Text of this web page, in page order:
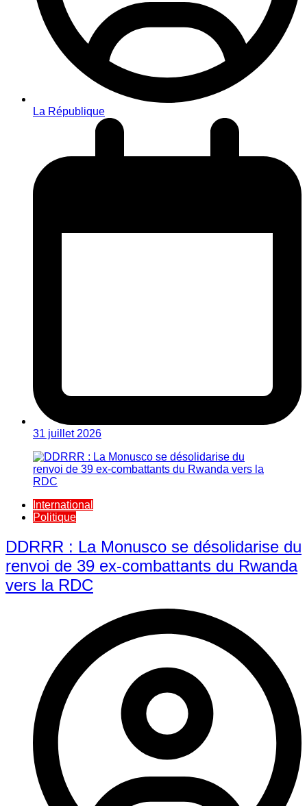
La République
31 juillet 2026
International
Politique
DDRRR : La Monusco se désolidarise du
renvoi de 39 ex-combattants du Rwanda
vers la RDC